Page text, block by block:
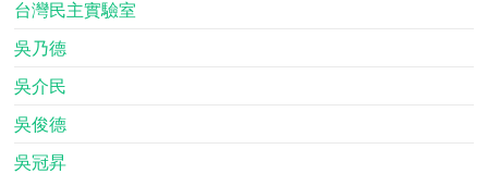
台灣民主實驗室
吳乃德
吳介民
吳俊德
吳冠昇